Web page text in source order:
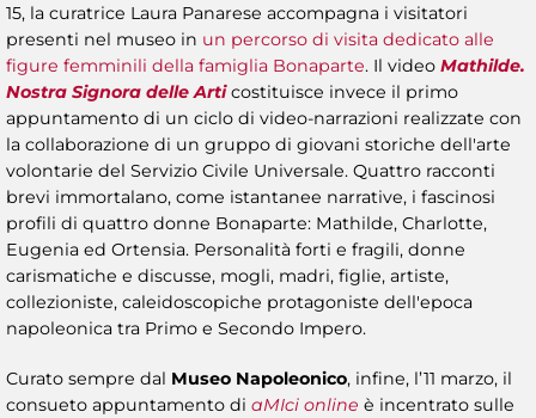
15, la curatrice Laura Panarese accompagna i visitatori
presenti nel museo in un percorso di visita dedicato alle
figure femminili della famiglia Bonaparte. Il video Mathilde.
Nostra Signora delle Articostituisce invece il primo
appuntamento di un ciclo di video-narrazioni realizzate con
la collaborazione di un gruppo di giovani storiche dell'arte
volontarie del Servizio Civile Universale. Quattro racconti
brevi immortalano, come istantanee narrative, i fascinosi
profili di quattro donne Bonaparte: Mathilde, Charlotte,
Eugenia ed Ortensia. Personalità forti e fragili, donne
carismatiche e discusse, mogli, madri, figlie, artiste,
collezioniste, caleidoscopiche protagoniste dell'epoca
napoleonica tra Primo e Secondo Impero.
Curato sempre dal Museo Napoleonico, infine, l’11 marzo, il
consueto appuntamento di aMIci online è incentrato sulle